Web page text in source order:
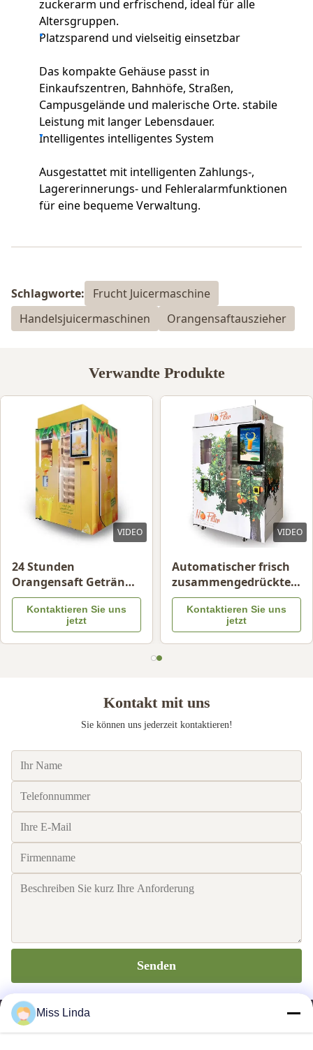
zuckerarm und erfrischend, ideal für alle
Altersgruppen.
Platzsparend und vielseitig einsetzbar
Das kompakte Gehäuse passt in
Einkaufszentren, Bahnhöfe, Straßen,
Campusgelände und malerische Orte. stabile
Leistung mit langer Lebensdauer.
Intelligentes intelligentes System
Ausgestattet mit intelligenten Zahlungs-,
Lagererinnerungs- und Fehleralarmfunktionen
für eine bequeme Verwaltung.
Schlagworte:
Frucht Juicermaschine
Handelsjuicermaschinen
Orangensaftauszieher
Verwandte Produkte
VIDEO
24 Stunden
Orangensaft Getränke
Automaten
Kontaktieren Sie uns
jetzt
VIDEO
Automatischer frisch
zusammengedrückter
Orangensaft-Automat
für Werbung
Kontaktieren Sie uns
jetzt
Kontakt mit uns
Sie können uns jederzeit kontaktieren!
Senden
Miss Linda